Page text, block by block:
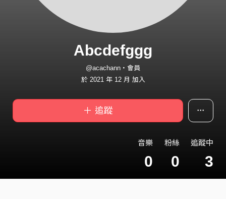
Abcdefggg
@acachann・會員
於 2021 年 12 月 加入
＋ 追蹤
音樂
0
粉絲
0
追蹤中
3